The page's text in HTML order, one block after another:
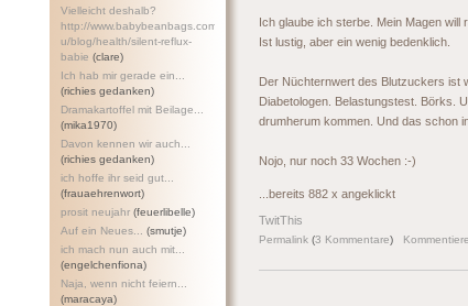
Vielleicht deshalb?
http://www.babybeanbags.com.a
u/blog/health/silent-reflux-
babie (clare)
Ich hab mir gerade ein...
(richies gedanken)
Dramakartoffel mit Beilage...
(mika1970)
Davon kennen wir auch...
(richies gedanken)
ich hoffe ihr seid gut...
(frauaehrenwort)
prosit neujahr (feuerlibelle)
Auf ein Neues...
(smutje)
ich mach nun auch mit...
(engelchenfiona)
Naja, wenn nicht feiern...
(maracaya)
Ich glaube ich sterbe. Mein Magen will
Ist lustig, aber ein wenig bedenklich.
Der Nüchternwert des Blutzuckers ist
Diabetologen. Belastungstest. Börks.
drumherum kommen. Und das schon
Nojo, nur noch 33 Wochen :-)
...bereits 882 x angeklickt
TwitThis
Permalink (3 Kommentare)